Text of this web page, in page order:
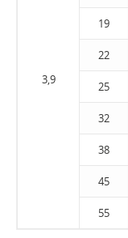
3,9
19
22
25
32
38
45
55